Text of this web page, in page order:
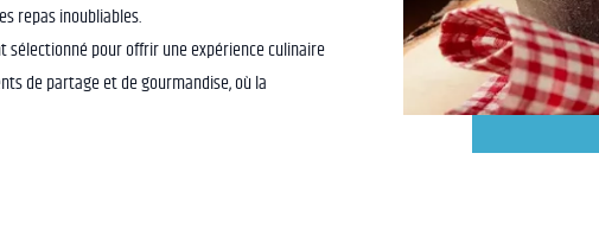
repas inoubliables.
sélectionné pour offrir une expérience culinaire
de partage et de gourmandise, où la